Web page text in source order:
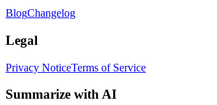
BlogChangelog
Legal
Privacy NoticeTerms of Service
Summarize with AI